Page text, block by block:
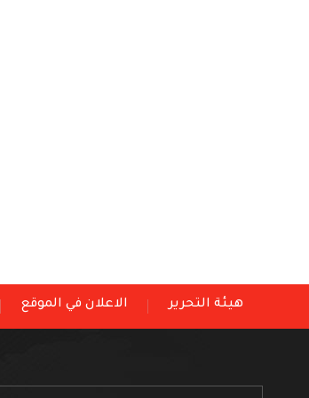
هيئة التحرير الاعلان في الموقع